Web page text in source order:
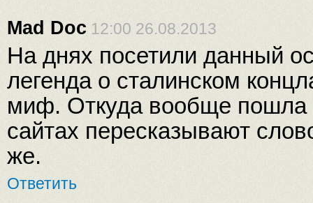
Mad Doc 12:00 26.08.2013
На днях посетили данный
легенда о сталинском
миф. Откуда вообще пошла
сайтах пересказывают
же.
Ответить